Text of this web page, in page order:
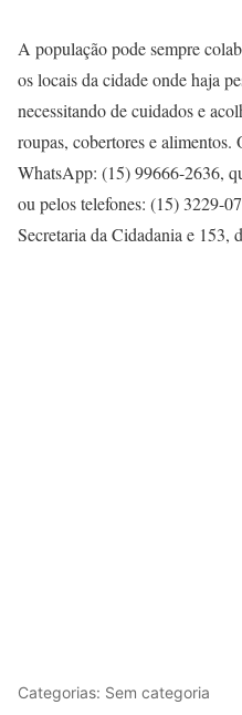
A população pode sempre
os locais da cidade onde haja
necessitando de cuidados e
roupas, cobertores e
WhatsApp: (15) 99666-2636,
ou pelos telefones: (15) 3229-
Secretaria da Cidadania e 153,
Categorias: Sem categoria